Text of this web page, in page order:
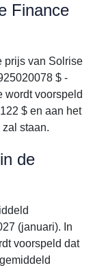
Finance
prijs van Solrise
$ -
wordt voorspeld
$ en aan het
staan.
de
(januari). In
voorspeld dat